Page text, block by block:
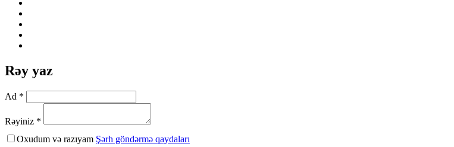
Rəy yaz
Ad *
Rəyiniz *
Oxudum və razıyam Şərh göndərmə qaydaları